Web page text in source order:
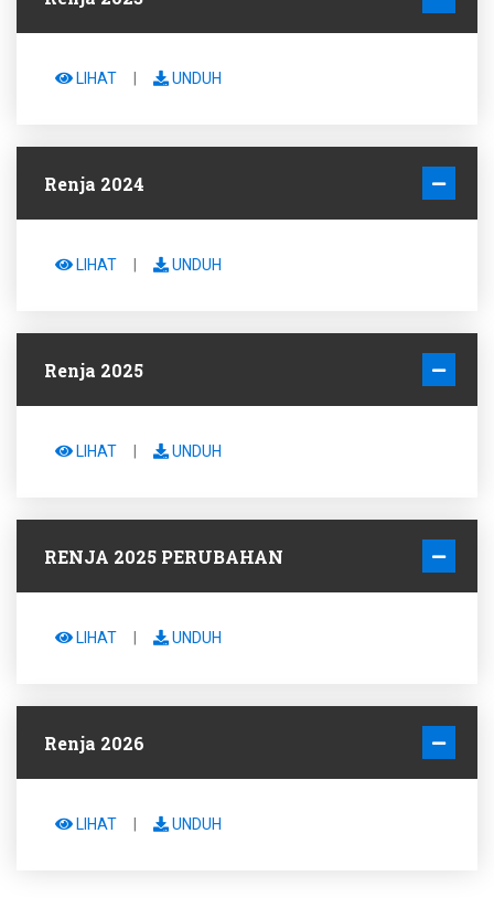
LIHAT UNDUH
Renja 2024
LIHAT UNDUH
Renja 2025
LIHAT UNDUH
RENJA 2025 PERUBAHAN
LIHAT UNDUH
Renja 2026
LIHAT UNDUH